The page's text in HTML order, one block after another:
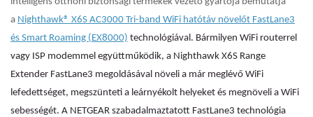
a Nighthawk® X6S AC3000 Tri-band WiFi hatótáv növelőt FastLane3
és Smart Roaming (EX8000) technológiával. Bármilyen WiFi routerrel
vagy ISP modemmel együttműködik, a Nighthawk X6S Range
Extender FastLane3 megoldásával növeli a már meglévő WiFi
lefedettséget, megszünteti a leárnyékolt helyeket és megnöveli a WiFi
sebességét. A NETGEAR szabadalmaztatott FastLane3 technológia